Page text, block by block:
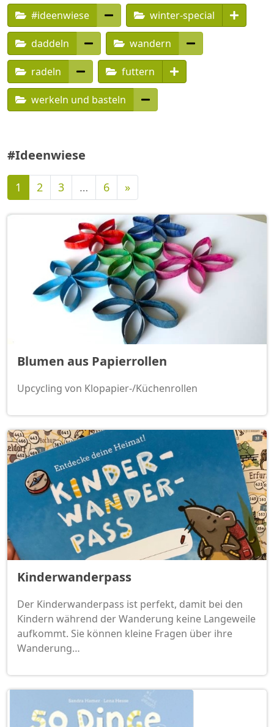
#ideenwiese winter-special
daddeln wandern
radeln futtern
werkeln und basteln
#Ideenwiese
1 2 3 … 6 »Nächste
Blumen aus Papierrollen
Upcycling von Klopapier-/Küchenrollen
Kinderwanderpass
Der Kinderwanderpass ist perfekt, damit bei den
Kindern während der Wanderung keine Langeweile
aufkommt. Sie können kleine Fragen über ihre
Wanderung…